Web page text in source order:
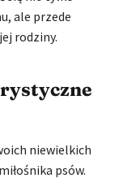
ale przede
rodziny.
niewielkich
psów.